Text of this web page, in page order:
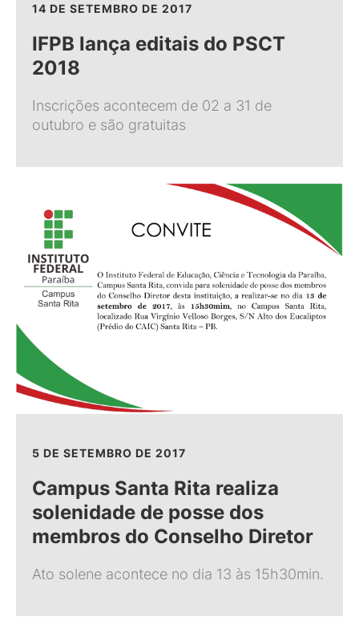
14 DE SETEMBRO DE 2017
IFPB lança editais do PSCT
2018
Inscrições acontecem de 02 a 31 de
outubro e são gratuitas
5 DE SETEMBRO DE 2017
Campus Santa Rita realiza
solenidade de posse dos
membros do Conselho Diretor
Ato solene acontece no dia 13 às 15h30min.